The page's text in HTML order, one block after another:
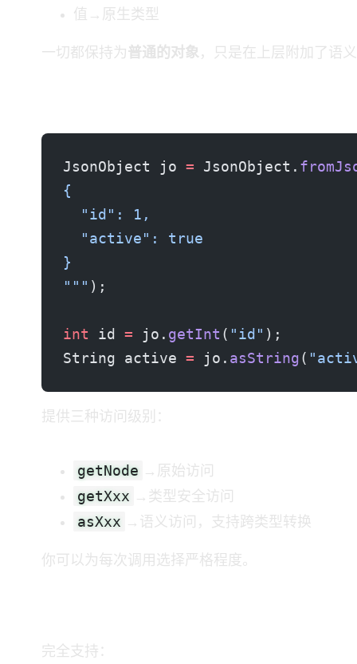
JSON 值 → Java 原生类型
一切都保持为普通的 Java 对象 ，只是在上层附加了 JSON 语
JsonObject jo = JsonObject.
{
  "id": 1,
  "active": true
}
""" );
int id = jo. getInt ( "id"
String active = jo. asString(
SJF4J 提供三种访问级别：
getNode → 原始访问
getXxx → 类型安全访问
asXxx → 语义访问，支持跨类型转换
你可以为每次调用选择严格程度。
SJF4J 完全支持：